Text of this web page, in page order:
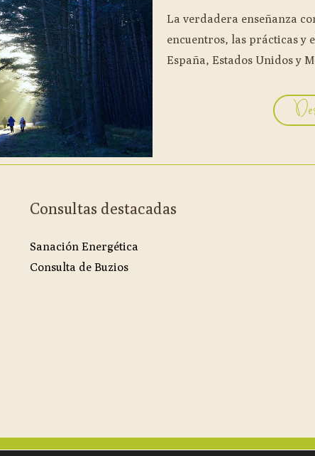
La verdadera enseñanza
encuentros, las prácticas y
España, Estados Unidos y
Consultas destacadas
Sanación Energética
Consulta de Buzios